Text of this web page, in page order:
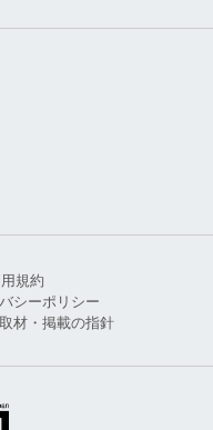
規約
シーポリシー
取材・掲載の指針